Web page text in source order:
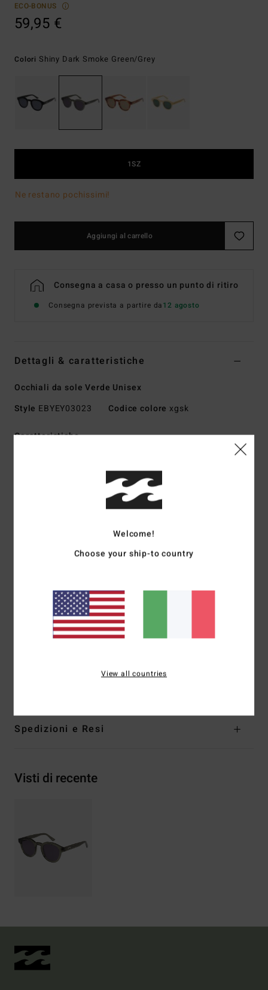
ECO-BONUS
59,95 €
Colori Shiny Dark Smoke Green/grey
1SZ
Ne restano pochissimi!
Aggiungi al carrello
Consegna a casa o presso un punto di ritiro
Consegna prevista a partire da12 agosto
Dettagli & caratteristiche
Occhiali da sole Verde Unisex
Style EBYEY03023 Codice colore xgsk
Caratteristiche
40,5 mm
Copertura avvolgente base 4,5
5 cerniere a barilotto
Sacca in cotone biologico
Garanzia:garanzia 2 anni
Scarica laDichiarazione Di Conformità
[Tessuto principale] 50% Acetato, 50%
Spedizioni e Resi
Visti di recente
Welcome!
Choose your ship-to country
View all countries